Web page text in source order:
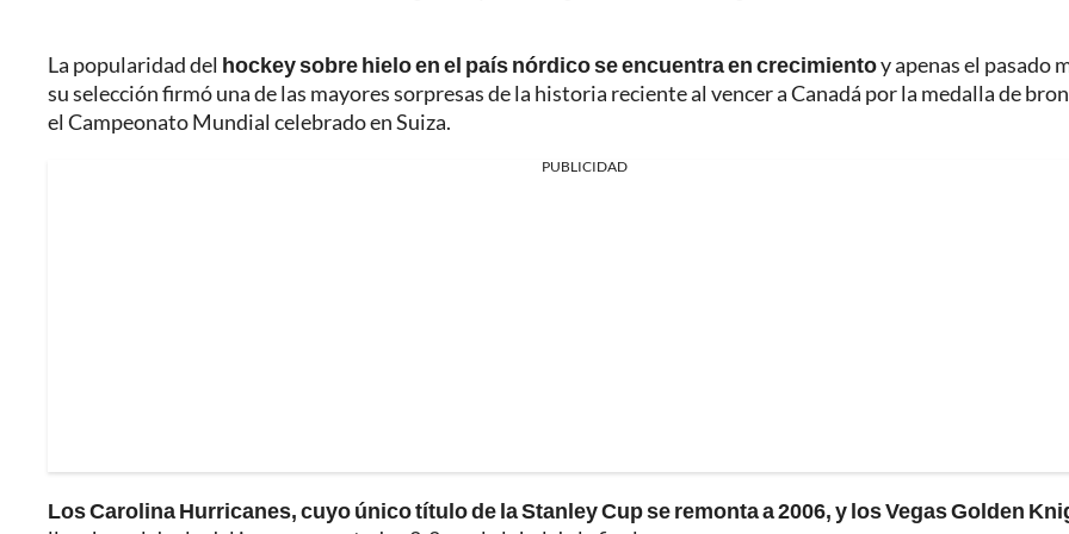
La popularidad del hockey sobre hielo en el país nórdico se encuentra en crecimientoy apenas el pasado
su selección firmó una de las mayores sorpresas de la historia reciente al vencer a Canadá por la medalla de
el Campeonato Mundial celebrado en Suiza.
PUBLICIDAD
Los Carolina Hurricanes, cuyo único título de la Stanley Cup se remonta a 2006, y los Vegas Golden